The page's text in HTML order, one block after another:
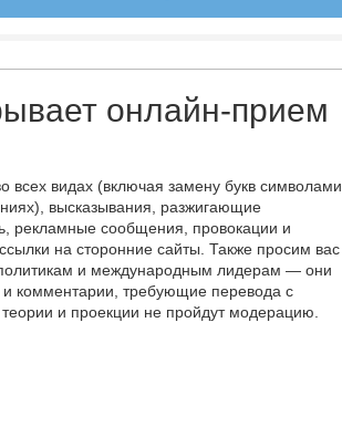
онлайн-прием
видах (включая замену букв символами
высказывания, разжигающие
рекламные сообщения, провокации и
на сторонние сайты. Также просим вас
и международным лидерам — они
комментарии, требующие перевода с
теории и проекции не пройдут модерацию.